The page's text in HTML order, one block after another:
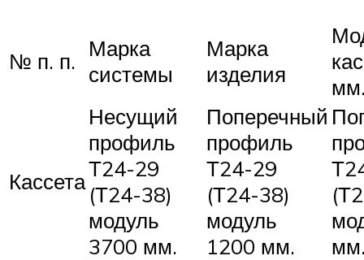
№ п. п. Марка
системы
Марка
изделия
Кассета
Несущий
профиль
Т24-29
(Т24-38)
модуль
3700 мм.
Поперечный
профиль
Т24-29
(Т24-38)
модуль
1200 мм.